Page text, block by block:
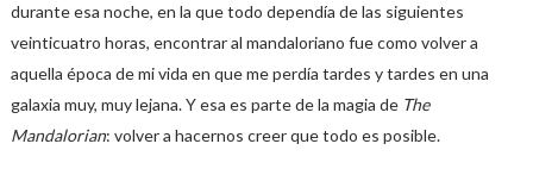
durante esa noche, en la que todo dependía de las siguientes
veinticuatro horas, encontrar al mandaloriano fue como volver a
aquella época de mi vida en que me perdía tardes y tardes en una
galaxia muy, muy lejana. Y esa es parte de la magia de The
Mandalorian: volver a hacernos creer que todo es posible.